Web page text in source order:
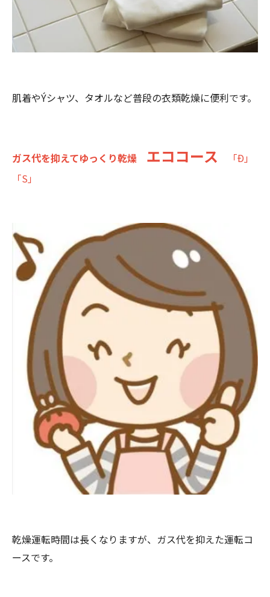
肌着やÝシャツ、タオルなど普段の衣類乾燥に便利です。
ガス代を抑えてゆっくり乾燥 エココース 「Ð」
「S」
乾燥運転時間は長くなりますが、ガス代を抑えた運転コ
ースです。